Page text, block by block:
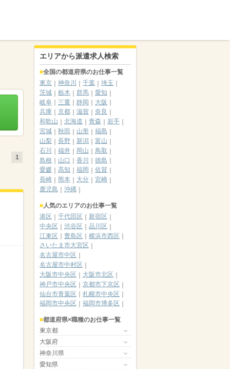
1
エリアから派遣求人検索
全国の都道府県のお仕事一覧
東京
神奈川 千葉
埼玉
茨城
栃木 群馬
愛知
岐阜
三重 静岡
大阪
兵庫
京都 滋賀
奈良
和歌山
北海道 青森
岩手
宮城
秋田 山形
福島
山梨
長野 新潟
富山
石川
福井 岡山
鳥取
島根
山口 香川
徳島
愛媛
高知 福岡
佐賀
長崎
熊本 大分
宮崎
鹿児島
沖縄
人気のエリアのお仕事一覧
港区
千代田区
新宿区
中央区
渋谷区
品川区
江東区
豊島区
横浜市西区
さいたま市大宮区
名古屋市中区
名古屋市中村区
大阪市中央区
大阪市北区
神戸市中央区
京都市下京区
仙台市青葉区
札幌市中央区
福岡市中央区
福岡市博多区
都道府県×職種のお仕事一覧
東京都
大阪府
神奈川県
愛知県